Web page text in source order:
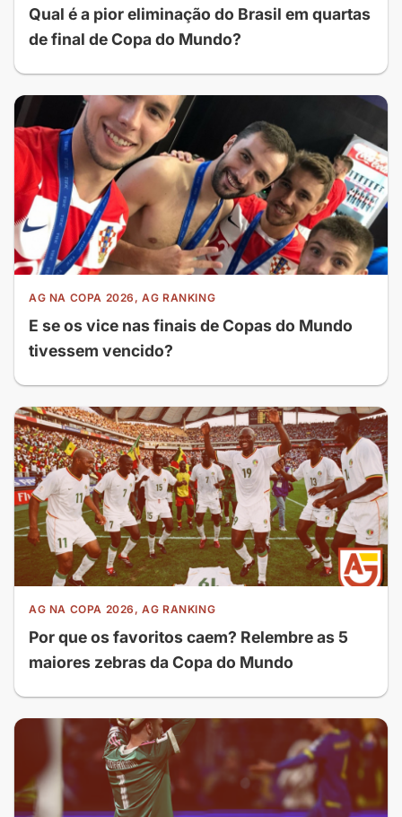
Qual é a pior eliminação do Brasil em quartas
de final de Copa do Mundo?
AG NA COPA 2026, AG RANKING
E se os vice nas finais de Copas do Mundo
tivessem vencido?
AG NA COPA 2026, AG RANKING
Por que os favoritos caem? Relembre as 5
maiores zebras da Copa do Mundo